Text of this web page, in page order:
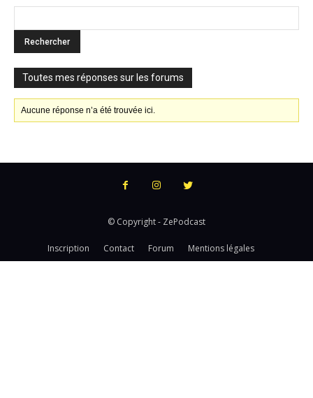
Toutes mes réponses sur les forums
Aucune réponse n’a été trouvée ici.
© Copyright - ZePodcast
Inscription Contact Forum Mentions légales